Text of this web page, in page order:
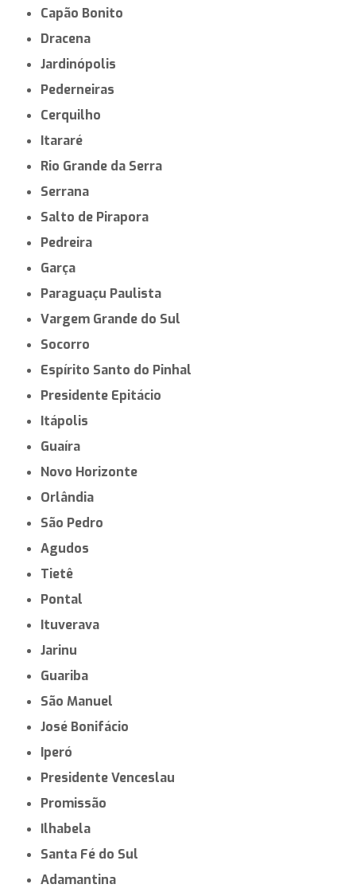
Capão Bonito
Dracena
Jardinópolis
Pederneiras
Cerquilho
Itararé
Rio Grande da Serra
Serrana
Salto de Pirapora
Pedreira
Garça
Paraguaçu Paulista
Vargem Grande do Sul
Socorro
Espírito Santo do Pinhal
Presidente Epitácio
Itápolis
Guaíra
Novo Horizonte
Orlândia
São Pedro
Agudos
Tietê
Pontal
Ituverava
Jarinu
Guariba
São Manuel
José Bonifácio
Iperó
Presidente Venceslau
Promissão
Ilhabela
Santa Fé do Sul
Adamantina